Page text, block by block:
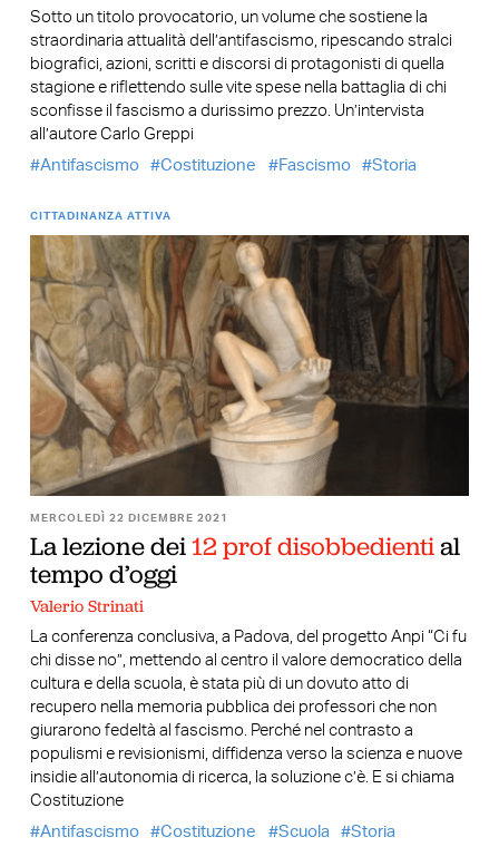
Sotto un titolo provocatorio, un volume che sostiene la
straordinaria attualità dell’antifascismo, ripescando stralci
biografici, azioni, scritti e discorsi di protagonisti di quella
stagione e riflettendo sulle vite spese nella battaglia di chi
sconfisse il fascismo a durissimo prezzo. Un’intervista
all’autore Carlo Greppi
Antifascismo
Costituzione Fascismo Storia
CITTADINANZA ATTIVA
MERCOLEDÌ 22 DICEMBRE 2021
La lezione dei12 prof disobbediential
tempo d’oggi
Valerio Strinati
La conferenza conclusiva, a Padova, del progetto Anpi “Ci fu
chi disse no”, mettendo al centro il valore democratico della
cultura e della scuola, è stata più di un dovuto atto di
recupero nella memoria pubblica dei professori che non
giurarono fedeltà al fascismo. Perché nel contrasto a
populismi e revisionismi, diffidenza verso la scienza e nuove
insidie all’autonomia di ricerca, la soluzione c’è. E si chiama
Costituzione
Antifascismo
Costituzione Scuola Storia